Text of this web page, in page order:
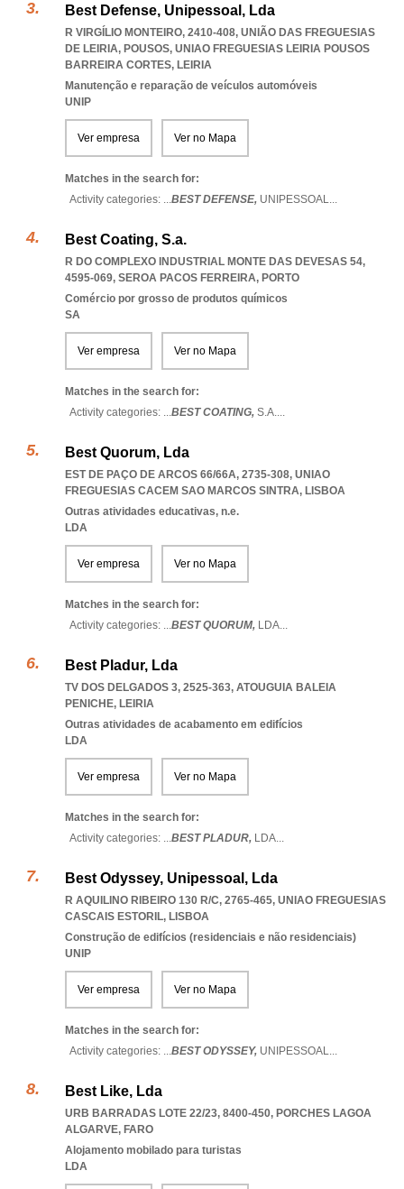
Best Defense, Unipessoal, Lda
R VIRGÍLIO MONTEIRO, 2410-408, UNIÃO DAS FREGUESIAS
DE LEIRIA, POUSOS, UNIAO FREGUESIAS LEIRIA POUSOS
BARREIRA CORTES, LEIRIA
Manutenção e reparação de veículos automóveis
UNIP
Ver empresa Ver no Mapa
Matches in the search for:
Activity categories: ...BEST DEFENSE, UNIPESSOAL...
Best Coating, S.a.
R DO COMPLEXO INDUSTRIAL MONTE DAS DEVESAS 54,
4595-069, SEROA PACOS FERREIRA, PORTO
Comércio por grosso de produtos químicos
SA
Ver empresa Ver no Mapa
Matches in the search for:
Activity categories: ...BEST COATING, S.A....
Best Quorum, Lda
EST DE PAÇO DE ARCOS 66/66A, 2735-308, UNIAO
FREGUESIAS CACEM SAO MARCOS SINTRA, LISBOA
Outras atividades educativas, n.e.
LDA
Ver empresa Ver no Mapa
Matches in the search for:
Activity categories: ...BEST QUORUM, LDA...
Best Pladur, Lda
TV DOS DELGADOS 3, 2525-363, ATOUGUIA BALEIA
PENICHE, LEIRIA
Outras atividades de acabamento em edifícios
LDA
Ver empresa Ver no Mapa
Matches in the search for:
Activity categories: ...BEST PLADUR, LDA...
Best Odyssey, Unipessoal, Lda
R AQUILINO RIBEIRO 130 R/C, 2765-465, UNIAO FREGUESIAS
CASCAIS ESTORIL, LISBOA
Construção de edifícios (residenciais e não residenciais)
UNIP
Ver empresa Ver no Mapa
Matches in the search for:
Activity categories: ...BEST ODYSSEY, UNIPESSOAL...
Best Like, Lda
URB BARRADAS LOTE 22/23, 8400-450, PORCHES LAGOA
ALGARVE, FARO
Alojamento mobilado para turistas
LDA